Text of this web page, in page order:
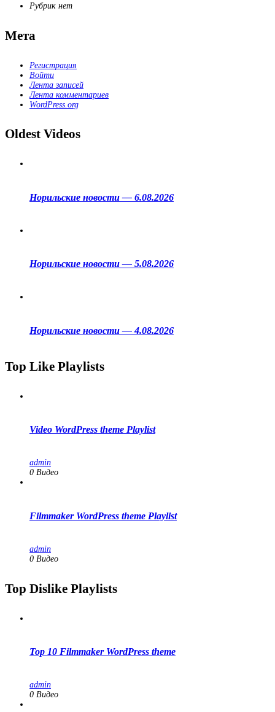
Рубрик нет
Мета
Регистрация
Войти
Лента записей
Лента комментариев
WordPress.org
Oldest Videos
Норильские новости — 6.08.2026
Норильские новости — 5.08.2026
Норильские новости — 4.08.2026
Top Like Playlists
Video WordPress theme Playlist
admin
0 Видео
Filmmaker WordPress theme Playlist
admin
0 Видео
Top Dislike Playlists
Top 10 Filmmaker WordPress theme
admin
0 Видео